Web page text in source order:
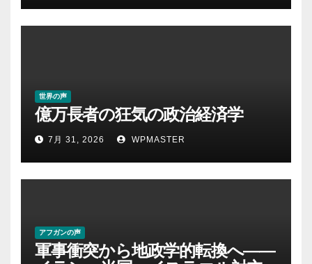
世界の声
億万長者の狂気の政治経済学
7月 31, 2026 WPMASTER
アフガンの声
軍事衝突から地政学的転換へ――